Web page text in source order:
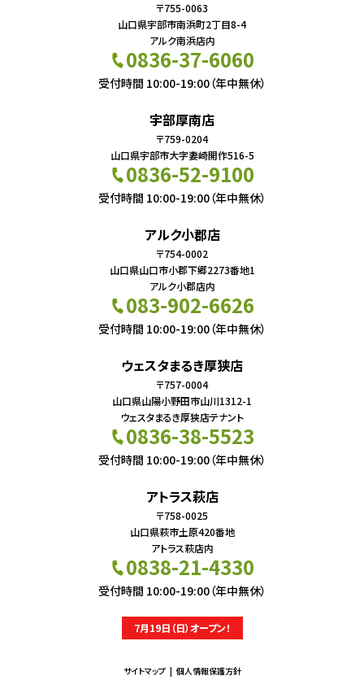
〒755-0063
山口県宇部市南浜町2丁目8-4
アルク南浜店内
0836-37-6060
受付時間 10:00-19:00（年中無休）
宇部厚南店
〒759-0204
山口県宇部市大字妻崎開作516-5
0836-52-9100
受付時間 10:00-19:00（年中無休）
アルク小郡店
〒754-0002
山口県山口市小郡下郷2273番地1
アルク小郡店内
083-902-6626
受付時間 10:00-19:00（年中無休）
ウェスタまるき厚狭店
〒757-0004
山口県山陽小野田市山川1312-1
ウェスタまるき厚狭店テナント
0836-38-5523
受付時間 10:00-19:00（年中無休）
アトラス萩店
〒758-0025
山口県萩市土原420番地
アトラス萩店内
0838-21-4330
受付時間 10:00-19:00（年中無休）
7月19日（日）オープン！
サイトマップ 個人情報保護方針